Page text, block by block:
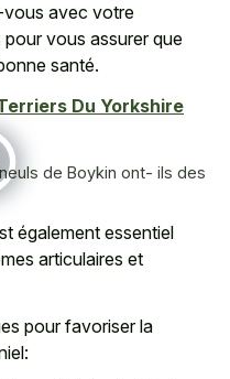
vous avec votre
vous assurer que
santé.
Du Yorkshire
de Boykin ont- ils des
également essentiel
articulaires et
pour favoriser la